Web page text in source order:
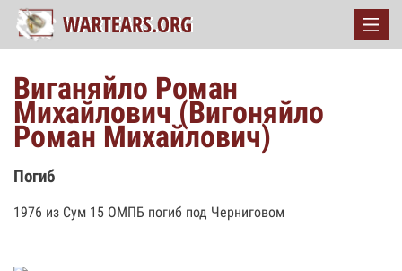
Виганяйло Роман
Михайлович (Вигоняйло
Роман Михайлович)
Погиб
1976 из Сум 15 ОМПБ погиб под Черниговом